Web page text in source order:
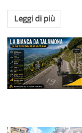
Leggi di più